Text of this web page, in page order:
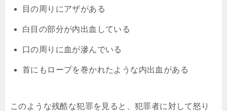
目の周りにアザがある
白目の部分が内出血している
口の周りに血が滲んでいる
首にもロープを巻かれたような内出血がある
このような残酷な犯罪を見ると、犯罪者に対して怒り